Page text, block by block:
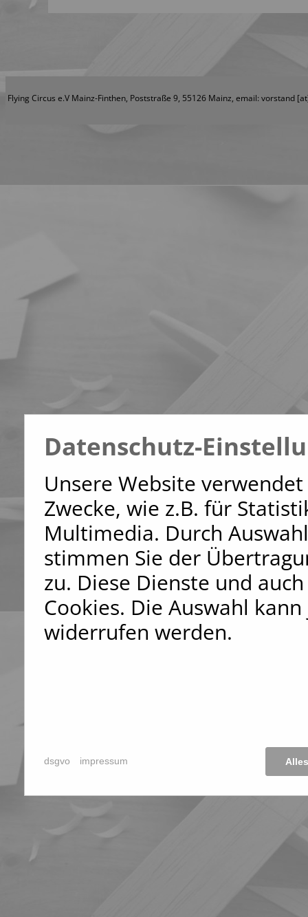
Flying Circus e.V Mainz-Finthen, Poststraße 9, 55126 Mainz, email: vorstand
Datenschutz-
Unsere Website
Zwecke, wie z.B. für
Multimedia. Durch
stimmen Sie der
zu. Diese Dienste und
Cookies. Die Auswahl
widerrufen werden.
dsgvo impressum